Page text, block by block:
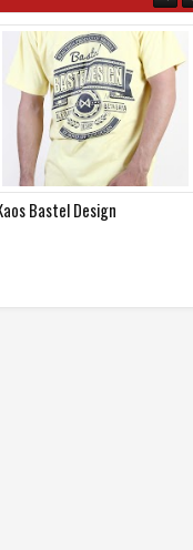
Kaos Bastel Ini Ambon Nyong